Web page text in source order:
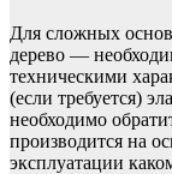
Для сложных
дерево —
техническими
(если требуется)
необходимо
производится на
эксплуатации